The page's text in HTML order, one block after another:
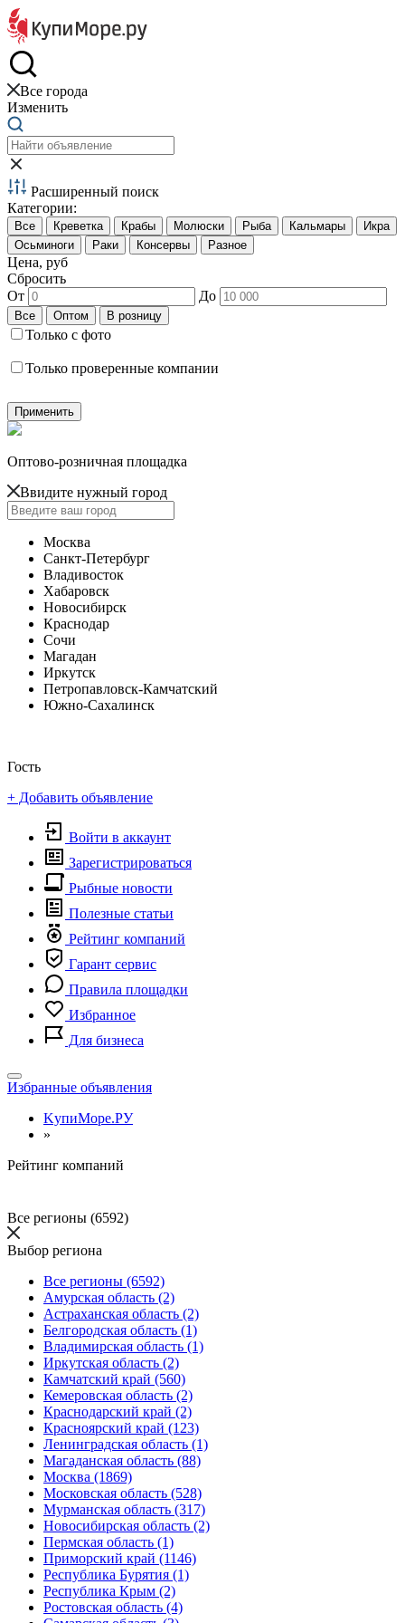
Все города
Изменить
Расширенный поиск
Категории:
Цена, руб
Сбросить
От
До
Только с фото
Только проверенные компании
Оптово-розничная площадка
Ввидите нужный город
Москва
Санкт-Петербург
Владивосток
Хабаровск
Новосибирск
Краснодар
Сочи
Магадан
Иркутск
Петропавловск-Камчатский
Южно-Сахалинск
Гость
+ Добавить объявление
Войти в аккаунт
Зарегистрироваться
Рыбные новости
Полезные статьи
Рейтинг компаний
Гарант сервис
Правила площадки
Избранное
Для бизнеса
Toggle
navigation
Избранные объявления
KупиМоре.РУ
»
Рейтинг компаний
Все регионы (6592)
Выбор региона
Все регионы (6592)
Амурская область (2)
Астраханская область (2)
Белгородская область (1)
Владимирская область (1)
Иркутская область (2)
Камчатский край (560)
Кемеровская область (2)
Краснодарский край (2)
Красноярский край (123)
Ленинградская область (1)
Магаданская область (88)
Москва (1869)
Московская область (528)
Мурманская область (317)
Новосибирская область (2)
Пермская область (1)
Приморский край (1146)
Республика Бурятия (1)
Республика Крым (2)
Ростовская область (4)